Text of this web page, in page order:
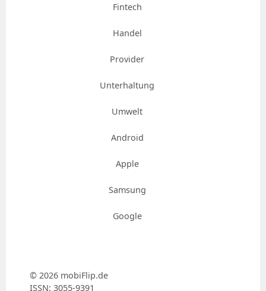
Fintech
Handel
Provider
Unterhaltung
Umwelt
Android
Apple
Samsung
Google
© 2026 mobiFlip.de
ISSN: 3055-9391